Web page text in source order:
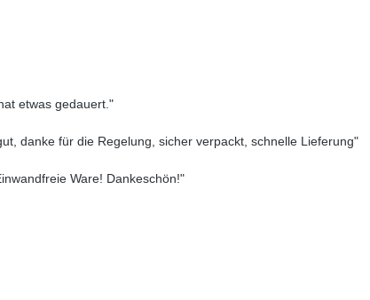
etwas gedauert."
danke für die Regelung, sicher verpackt, schnelle Lieferung"
Ware! Dankeschön!"